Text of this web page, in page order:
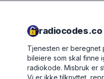
radiocodes.co
Tjenesten er beregnet
bileiere som skal finne
radiokode. Misbruk er
Vi er ikke tilknyttet,